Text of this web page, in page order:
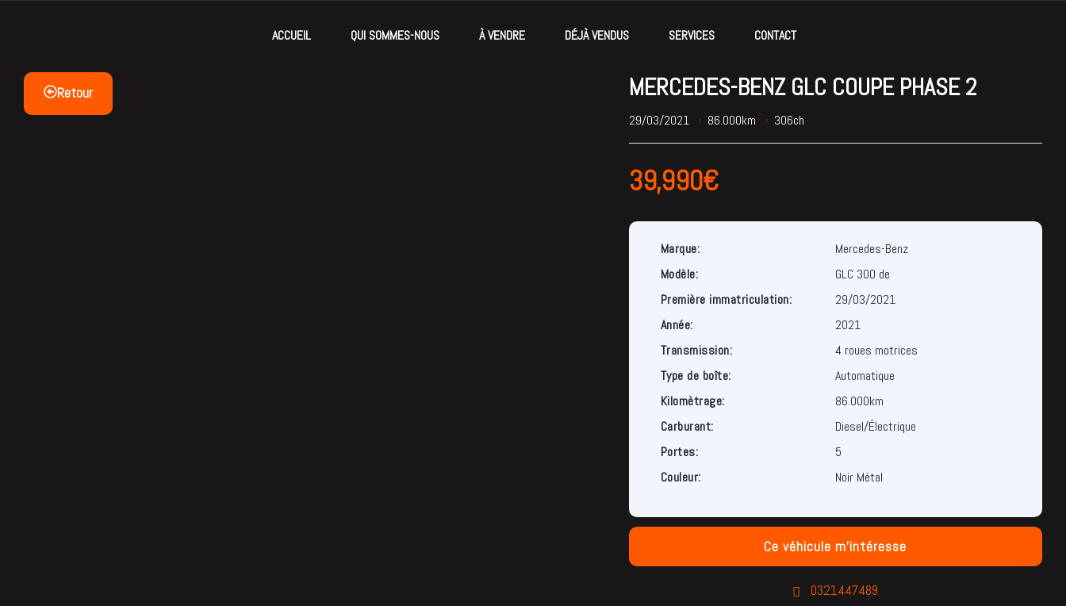
ACCUEIL QUI SOMMES-NOUS À VENDRE DÉJÀ VENDUS SERVICES CONTACT
Retour MERCEDES-BENZ GLC COUPE PHASE 2
29/03/2021 86.000km 306ch
39,990€
Marque:
Mercedes-Benz
Modèle:
GLC 300 de
Première immatriculation:
29/03/2021
Année:
2021
Transmission:
4 roues motrices
Type de boîte:
Automatique
Kilomètrage:
86.000km
Carburant:
Diesel/Électrique
Portes:
5
Couleur:
Noir Métal
Ce véhicule m'intéresse
0321447489